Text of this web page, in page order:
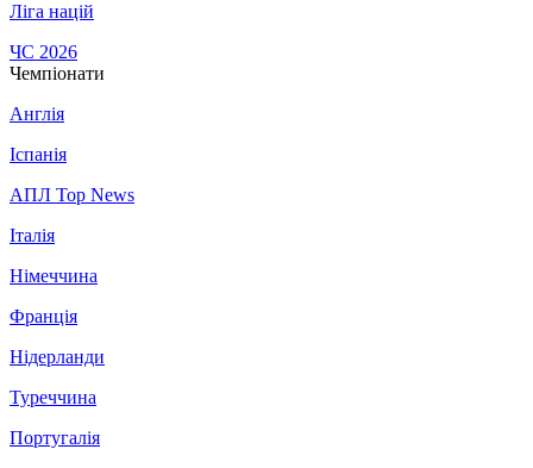
Ліга націй
ЧС 2026
Чемпіонати
Англія
Іспанія
АПЛ Top News
Італія
Німеччина
Франція
Нідерланди
Туреччина
Португалія